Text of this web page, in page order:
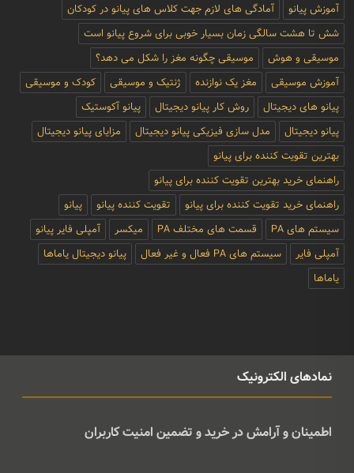
آموزش پیانو
آمادگی های لازم جهت کلاس های پیانو در کودکان
شش تا هشت سالگی زمان بسیار خوبی برای شروع پیانو است
موسیقی و هوش
موسیقی چگونه مغز را شکل می دهد؟
آموزش موسیقی
مغز یک نوازنده ژنتیک و موسیقی
کودک و موسیقی
پیانو های دیجیتال
روش کار پیانو دیجیتال
پیانو آکوستیک
پیانو دیجیتال
مدل سازی فیزیکی پیانو دیجیتال
مزایای پیانو دیجیتال
بهترین تقویت کننده برای پیانو
راهنمای خرید بهترین تقویت کننده برای پیانو
راهنمای خرید تقویت کننده برای پیانو
تقویت کننده پیانو
پیانو
سیستم های PA
قسمت های مختلف PA میکسر
آمپلی فایر پیانو
آمپلی فایر
سیستم های PA فعال و غیر فعال
پیانو دیجیتال یاماها
یاماها
نمادهای الکترونیک
اطمینان و آرامش در خرید و تضمین امنیت کاربران